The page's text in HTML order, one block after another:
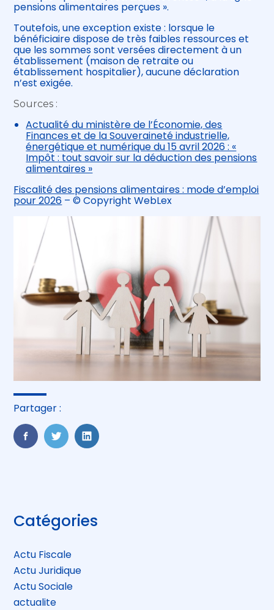
pensions alimentaires perçues ».
Toutefois, une exception existe : lorsque le
bénéficiaire dispose de très faibles ressources et
que les sommes sont versées directement à un
établissement (maison de retraite ou
établissement hospitalier), aucune déclaration
n’est exigée.
Sources :
Actualité du ministère de l’Économie, des
Finances et de la Souveraineté industrielle,
énergétique et numérique du 15 avril 2026 : «
Impôt : tout savoir sur la déduction des pensions
alimentaires »
Fiscalité des pensions alimentaires : mode d’emploi
pour 2026 – © Copyright WebLex
Partager :
FaceBook
TwitterLinkedIn
Blog
sidebar
Catégories
Actu Fiscale
Actu Juridique
Actu Sociale
actualite